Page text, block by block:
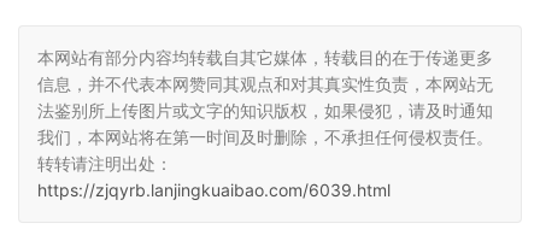
本网站有部分内容均转载自其它媒体，转载目的在于传递更多
信息，并不代表本网赞同其观点和对其真实性负责，本网站无
法鉴别所上传图片或文字的知识版权，如果侵犯，请及时通知
我们，本网站将在第一时间及时删除，不承担任何侵权责任。
转转请注明出处：
https://zjqyrb.lanjingkuaibao.com/6039.html